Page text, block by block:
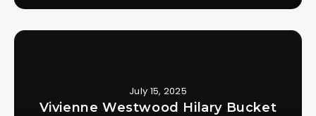
July 15, 2025
Vivienne Westwood Hilary Bucket